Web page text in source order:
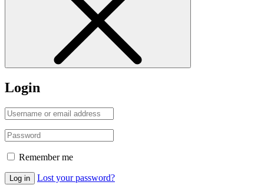
Login
Remember me
Log in Lost your password?